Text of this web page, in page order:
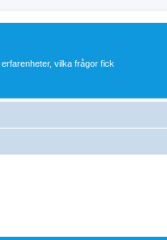
vilka frågor fick